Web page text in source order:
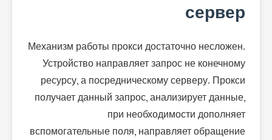
сервер
Механизм работы прокси достаточно несложен.
Устройство направляет запрос не конечному
ресурсу, а посредническому серверу. Прокси
получает данный запрос, анализирует данные,
при необходимости дополняет
вспомогательные поля, направляет обращение